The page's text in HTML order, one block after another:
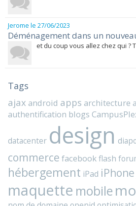
Jerome le 27/06/2023
Déménagement dans un
et du coup vous allez chez qui ?
Tags
ajax android apps architecture
authentification blogs
datacenter design
commerce facebookflash
hébergement iPad iPhone
maquette mobile